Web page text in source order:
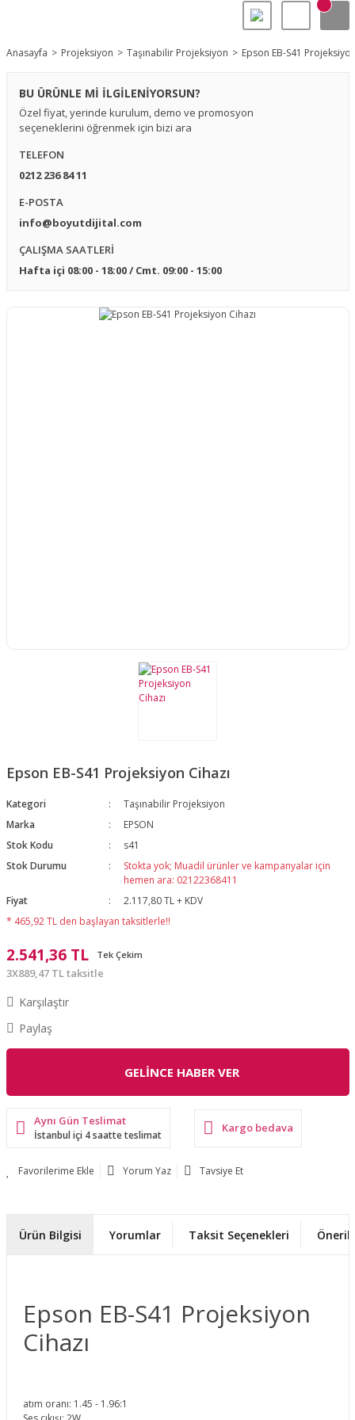
Anasayfa Projeksiyon Taşınabilir Projeksiyon Epson EB-S41
BU ÜRÜNLE Mİ İLGİLENİYORSUN?
Özel fiyat, yerinde kurulum, demo ve promosyon
seçeneklerini öğrenmek için bizi ara
TELEFON
0212 236 84 11
E-POSTA
info@boyutdijital.com
ÇALIŞMA SAATLERİ
Hafta içi 08:00 - 18:00 / Cmt. 09:00 - 15:00
Epson EB-S41 Projeksiyon Cihazı
Kategori
Taşınabilir Projeksiyon
Marka
EPSON
Stok Kodu
s41
Stok Durumu
Stokta yok; Muadil ürünler ve kampanyalar için
hemen ara: 02122368411
Fiyat
2.117,80 TL + KDV
* 465,92 TL den başlayan taksitlerle!!
2.541,36 TL Tek Çekim
3X889,47 TL taksitle
Karşılaştır
Paylaş
GELİNCE HABER VER
Aynı Gün Teslimat
İstanbul içi 4 saatte teslimat
Kargo bedava
Yorum Yaz Tavsiye Et
Ürün Bilgisi Yorumlar Taksit Seçenekleri
Epson EB-S41 Projeksiyon
Cihazı
atım oranı: 1.45 - 1.96:1